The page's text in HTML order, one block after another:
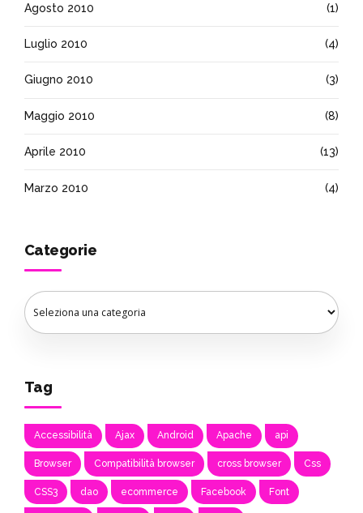
Agosto 2010 (1)
Luglio 2010 (4)
Giugno 2010 (3)
Maggio 2010 (8)
Aprile 2010 (13)
Marzo 2010 (4)
Categorie
Tag
Accessibilità Ajax Android Apache api
Browser Compatibilità browser cross browser Css
CSS3 dao ecommerce Facebook Font